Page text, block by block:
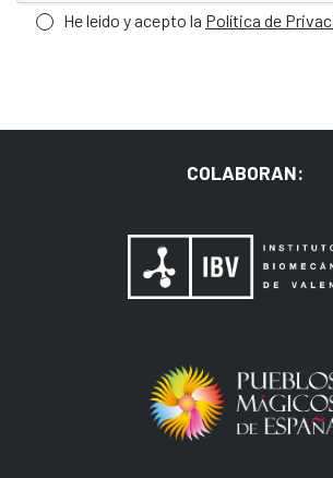
He leído y acepto la Política de
COLABORAN: